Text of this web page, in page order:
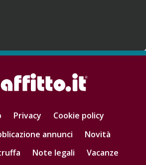
Privacy
Cookie policy
annunci
Novità
Note legali
Vacanze